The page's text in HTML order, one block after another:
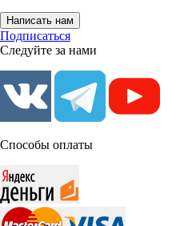
Написать нам
Подписаться
Следуйте за нами
Способы оплаты